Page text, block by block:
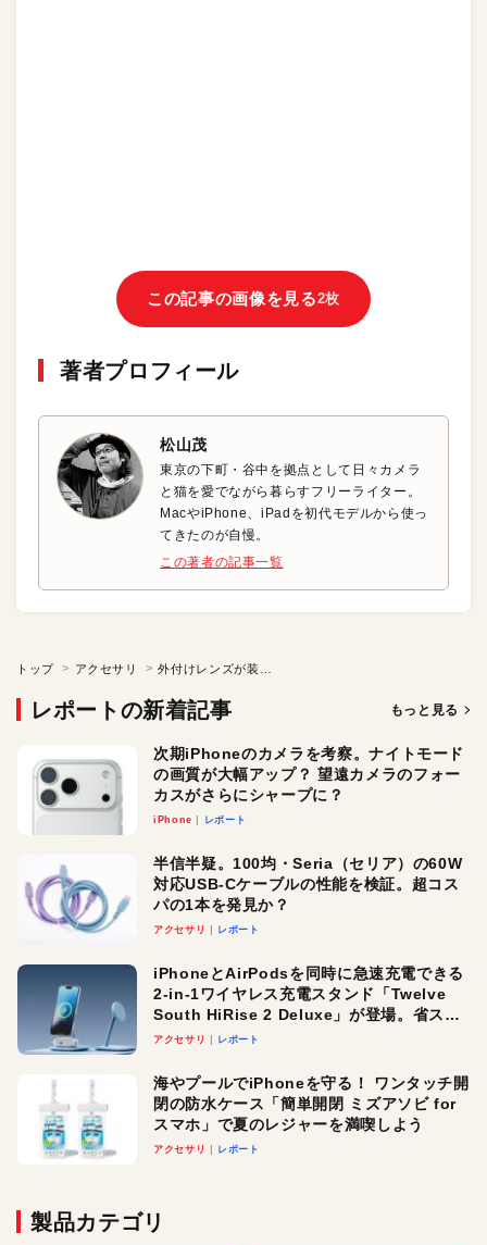
この記事の画像を見る2枚
著者プロフィール
松山茂
東京の下町・谷中を拠点として日々カメラ
と猫を愛でながら暮らすフリーライター。
MacやiPhone、iPadを初代モデルから使っ
てきたのが自慢。
この著者の記事一覧
トップ アクセサリ
レポートの新着記事 もっと見る
次期iPhoneのカメラを考察。ナイトモード
の画質が大幅アップ？ 望遠カメラのフォー
カスがさらにシャープに？
iPhone レポート
半信半疑。100均・Seria（セリア）の60W
対応USB-Cケーブルの性能を検証。超コス
パの1本を発見か？
アクセサリ レポート
iPhoneとAirPodsを同時に急速充電できる
2-in-1ワイヤレス充電スタンド「Twelve
South HiRise 2 Deluxe」が登場。省スペ
ースでおしゃれに充電したい人にオスス
アクセサリ レポート
海やプールでiPhoneを守る！ ワンタッチ開
閉の防水ケース「簡単開閉 ミズアソビ for
スマホ」で夏のレジャーを満喫しよう
アクセサリ レポート
製品カテゴリ